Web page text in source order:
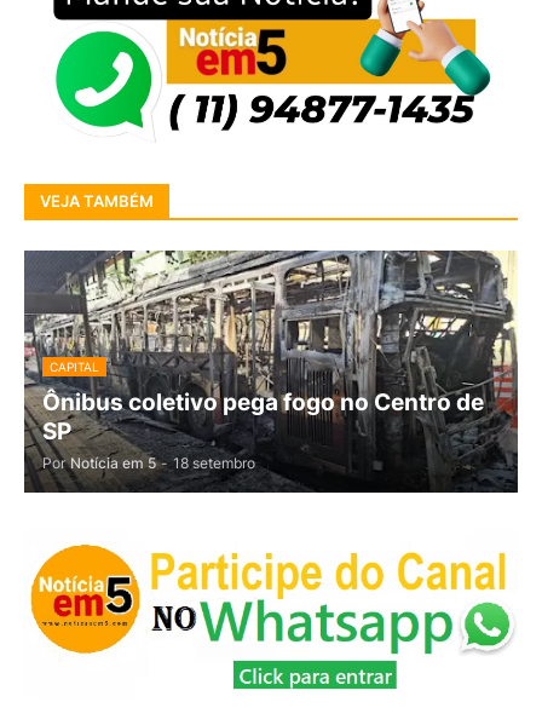
VEJA TAMBÉM
CAPITAL
Ônibus coletivo pega fogo no Centro de
SP
Por Notícia em 5 - 18 setembro